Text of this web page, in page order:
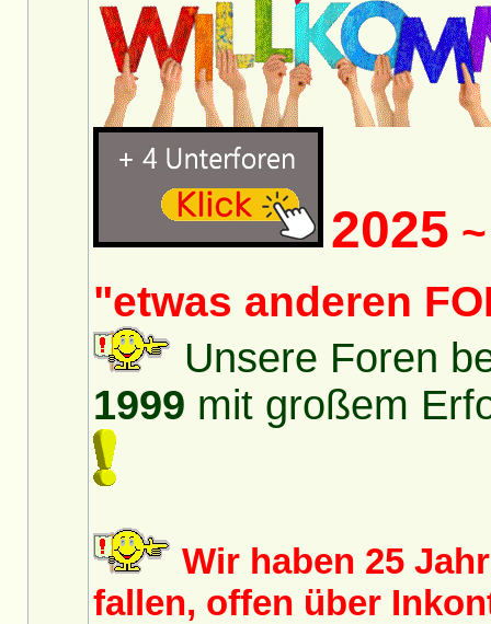
2025
"etwas anderen
Unsere Foren
1999 mit großem
Wir haben 25
fallen, offen über